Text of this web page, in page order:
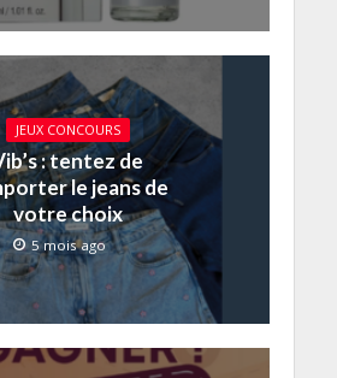
JEUX CONCOURS
: tentez de
le jeans de
votre choix
5 mois ago